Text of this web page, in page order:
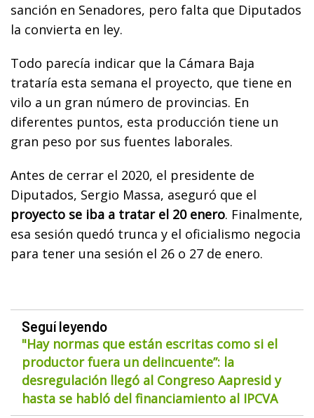
sanción en Senadores, pero falta que Diputados
la convierta en ley.
Todo parecía indicar que la Cámara Baja
trataría esta semana el proyecto, que tiene en
vilo a un gran número de provincias. En
diferentes puntos, esta producción tiene un
gran peso por sus fuentes laborales.
Antes de cerrar el 2020, el presidente de
Diputados, Sergio Massa, aseguró que el
proyecto se iba a tratar el 20 enero. Finalmente,
esa sesión quedó trunca y el oficialismo negocia
para tener una sesión el 26 o 27 de enero.
Seguí leyendo
"Hay normas que están escritas como si el
productor fuera un delincuente”: la
desregulación llegó al Congreso Aapresid y
hasta se habló del financiamiento al IPCVA